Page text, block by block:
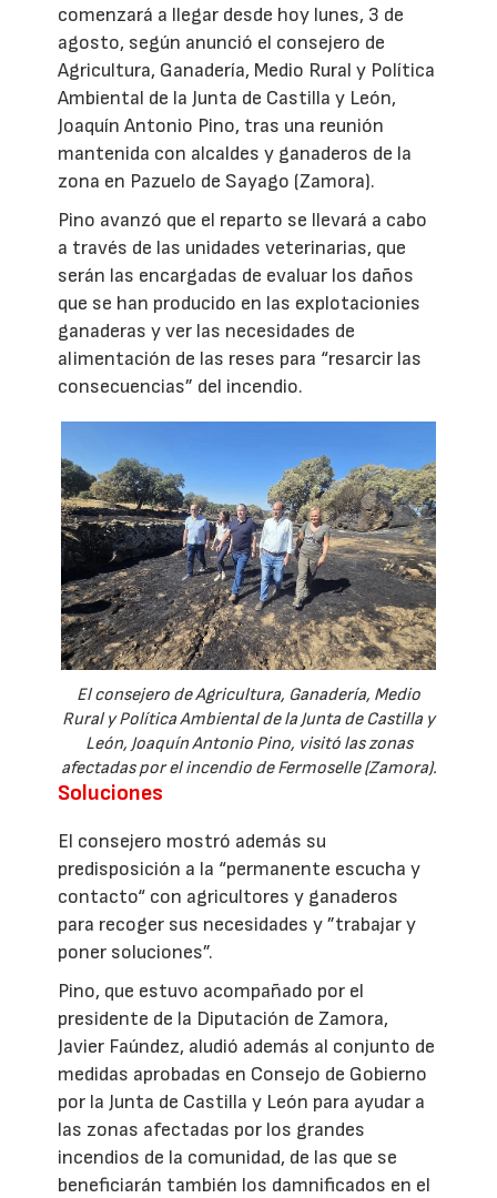
comenzará a llegar desde hoy lunes, 3 de
agosto, según anunció el consejero de
Agricultura, Ganadería, Medio Rural y Política
Ambiental de la Junta de Castilla y León,
Joaquín Antonio Pino, tras una reunión
mantenida con alcaldes y ganaderos de la
zona en Pazuelo de Sayago (Zamora).
Pino avanzó que el reparto se llevará a cabo
a través de las unidades veterinarias, que
serán las encargadas de evaluar los daños
que se han producido en las explotacionies
ganaderas y ver las necesidades de
alimentación de las reses para “resarcir las
consecuencias” del incendio.
El consejero de Agricultura, Ganadería, Medio
Rural y Política Ambiental de la Junta de Castilla y
León, Joaquín Antonio Pino, visitó las zonas
afectadas por el incendio de Fermoselle (Zamora).
Soluciones
El consejero mostró además su
predisposición a la “permanente escucha y
contacto“ con agricultores y ganaderos
para recoger sus necesidades y ”trabajar y
poner soluciones”.
Pino, que estuvo acompañado por el
presidente de la Diputación de Zamora,
Javier Faúndez, aludió además al conjunto de
medidas aprobadas en Consejo de Gobierno
por la Junta de Castilla y León para ayudar a
las zonas afectadas por los grandes
incendios de la comunidad, de las que se
beneficiarán también los damnificados en el